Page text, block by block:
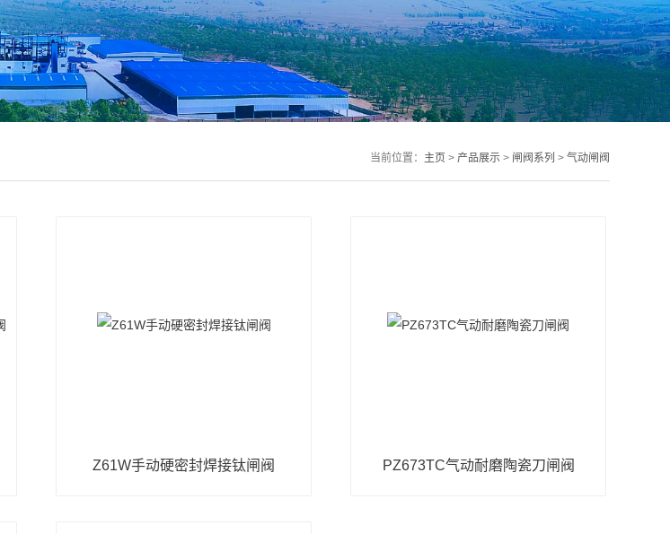
当前位置： 主页 > 产品展示> 闸阀系列 > 气动闸阀
Z61W手动硬密封焊接钛闸阀 PZ673TC气动耐磨陶瓷刀闸阀